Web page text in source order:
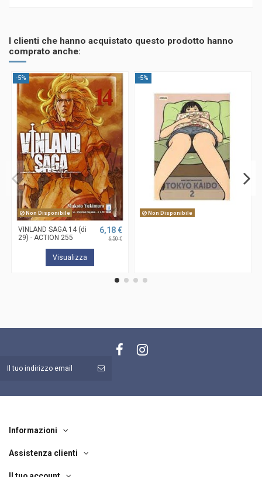
I clienti che hanno acquistato questo prodotto hanno
comprato anche:
-5%
Non Disponibile
VINLAND SAGA 14 (di
29) - ACTION 255
6,18 €
6,50 €
Visualizza
-5%
Non Disponibile
Informazioni
Assistenza clienti